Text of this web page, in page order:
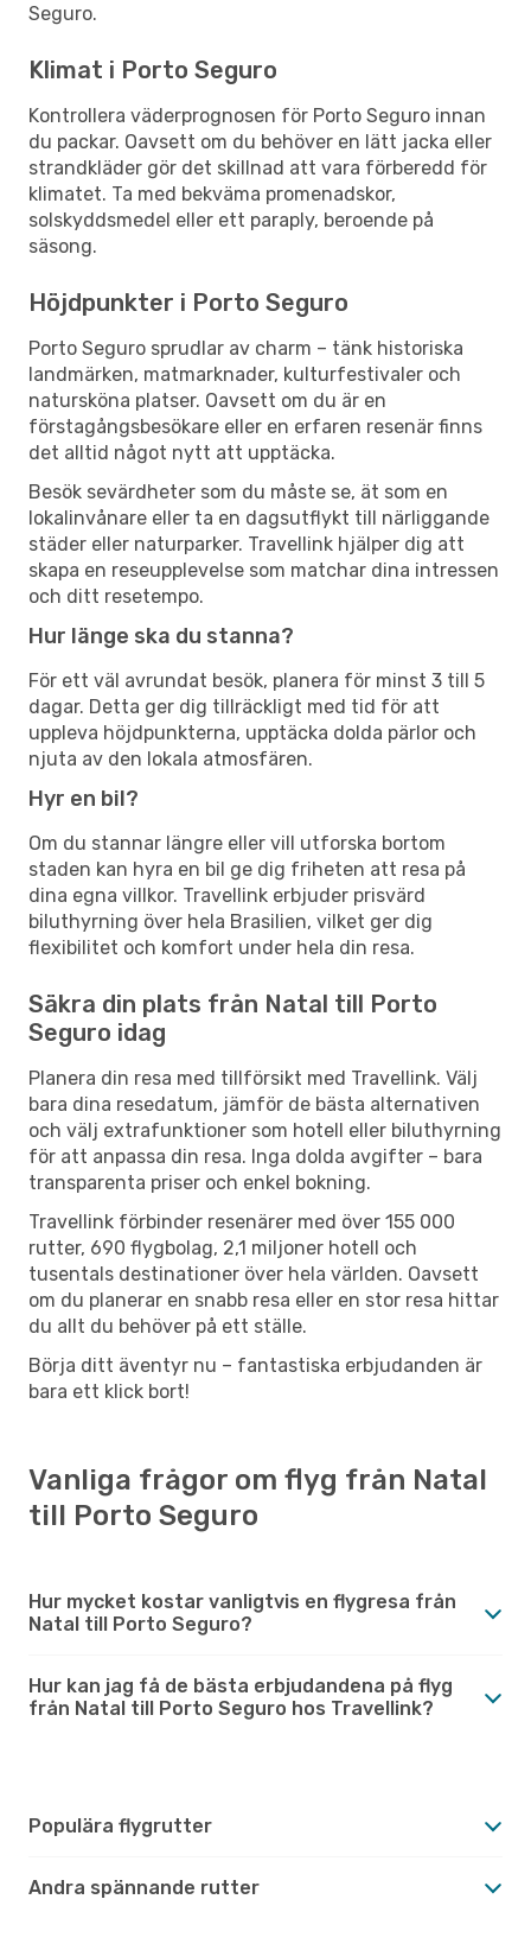
Seguro.
Klimat i Porto Seguro
Kontrollera väderprognosen för Porto Seguro innan
du packar. Oavsett om du behöver en lätt jacka eller
strandkläder gör det skillnad att vara förberedd för
klimatet. Ta med bekväma promenadskor,
solskyddsmedel eller ett paraply, beroende på
säsong.
Höjdpunkter i Porto Seguro
Porto Seguro sprudlar av charm – tänk historiska
landmärken, matmarknader, kulturfestivaler och
natursköna platser. Oavsett om du är en
förstagångsbesökare eller en erfaren resenär finns
det alltid något nytt att upptäcka.
Besök sevärdheter som du måste se, ät som en
lokalinvånare eller ta en dagsutflykt till närliggande
städer eller naturparker. Travellink hjälper dig att
skapa en reseupplevelse som matchar dina intressen
och ditt resetempo.
Hur länge ska du stanna?
För ett väl avrundat besök, planera för minst 3 till 5
dagar. Detta ger dig tillräckligt med tid för att
uppleva höjdpunkterna, upptäcka dolda pärlor och
njuta av den lokala atmosfären.
Hyr en bil?
Om du stannar längre eller vill utforska bortom
staden kan hyra en bil ge dig friheten att resa på
dina egna villkor. Travellink erbjuder prisvärd
biluthyrning över hela Brasilien, vilket ger dig
flexibilitet och komfort under hela din resa.
Säkra din plats från Natal till Porto
Seguro idag
Planera din resa med tillförsikt med Travellink. Välj
bara dina resedatum, jämför de bästa alternativen
och välj extrafunktioner som hotell eller biluthyrning
för att anpassa din resa. Inga dolda avgifter – bara
transparenta priser och enkel bokning.
Travellink förbinder resenärer med över 155 000
rutter, 690 flygbolag, 2,1 miljoner hotell och
tusentals destinationer över hela världen. Oavsett
om du planerar en snabb resa eller en stor resa hittar
du allt du behöver på ett ställe.
Börja ditt äventyr nu – fantastiska erbjudanden är
bara ett klick bort!
Vanliga frågor om flyg från Natal
till Porto Seguro
Hur mycket kostar vanligtvis en flygresa från
Natal till Porto Seguro?
Hur kan jag få de bästa erbjudandena på flyg
från Natal till Porto Seguro hos Travellink?
Populära flygrutter
Andra spännande rutter